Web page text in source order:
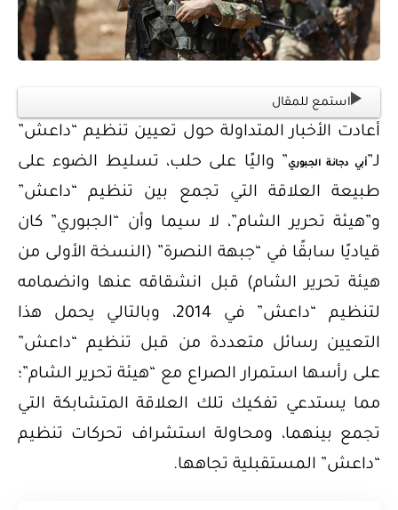
استمع للمقال
أعادت الأخبار المتداولة حول تعيين تنظيم “داعش”
لـ”أبي دجانة الجبوري” واليًا على حلب، تسليط الضوء على
طبيعة العلاقة التي تجمع بين تنظيم “داعش”
و”هيئة تحرير الشام”، لا سيما وأن “الجبوري” كان
قياديًا سابقًا في “جبهة النصرة” (النسخة الأولى من
هيئة تحرير الشام) قبل انشقاقه عنها وانضمامه
لتنظيم “داعش” في 2014، وبالتالي يحمل هذا
التعيين رسائل متعددة من قبل تنظيم “داعش”
على رأسها استمرار الصراع مع “هيئة تحرير الشام”؛
مما يستدعي تفكيك تلك العلاقة المتشابكة التي
تجمع بينهما، ومحاولة استشراف تحركات تنظيم
“داعش” المستقبلية تجاهها.